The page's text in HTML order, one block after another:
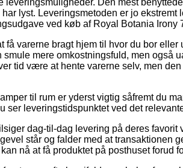
lyst. Leveringsmetoden er jo
ved køb af Royal Botania Irony
få varerne bragt hjem til hvor du bor eller
mere omkostningsfuld, men også
tid være at hente varerne selv, men
til rum er yderst vigtig såfremt du
ser leveringstidspunktet ved det
dag-til-dag levering på deres favorit
står og falder med at transaktionen
nå at få produktet på posthuset forud